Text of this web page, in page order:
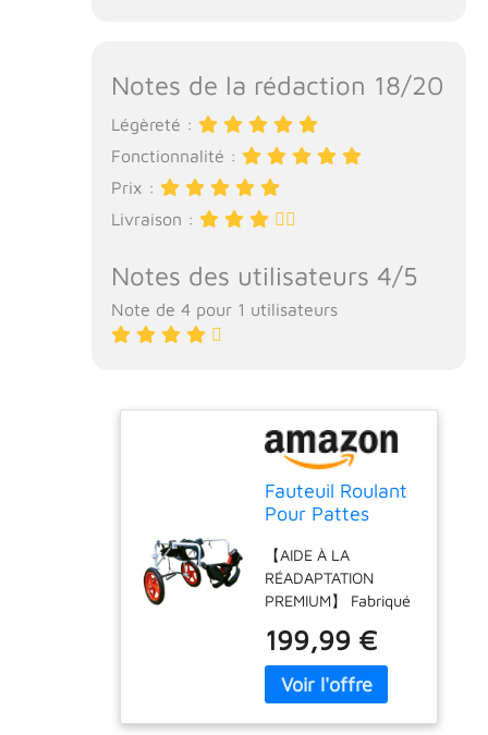
Notes de la rédaction 18/20
Légèreté :
Fonctionnalité :
Prix :
Livraison :
Notes des utilisateurs 4/5
Note de 4 pour 1 utilisateurs
Fauteuil Roulant
Pour Pattes
Chien – Fauteuil
Roulant Pour
Animal De
Compagnie,
Fauteuil Roulant
Réglable Pour
Chien,
Multifonction,
【AIDE À LA
RÉADAPTATION
PREMIUM】 Fabriqué
de haute qualité,
légers et durables,
notre fauteuil roulant
199,99 €